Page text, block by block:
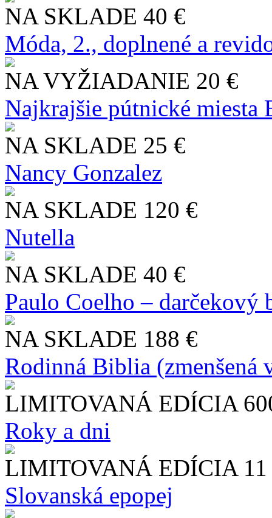
NA SKLADE 40 €
Móda, 2., doplnené a
NA VYŽIADANIE 20 €
Najkrajšie pútnické miesta
NA SKLADE 25 €
Nancy Gonzalez
NA SKLADE 120 €
Nutella
NA SKLADE 40 €
Paulo Coelho – darčekový
NA SKLADE 188 €
Rodinná Biblia (zmenšená
LIMITOVANÁ EDÍCIA
Roky a dni
LIMITOVANÁ EDÍCIA
Slo​vanská epopej